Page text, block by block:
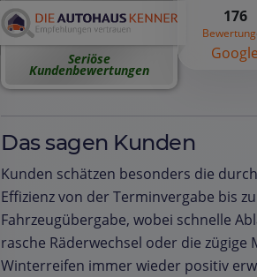
Seriöse
Kundenbewertungen
176
Google
Das sagen Kunden
Kunden schätzen besonders die
Effizienz von der Terminvergabe bis
Fahrzeugübergabe, wobei schnelle
rasche Räderwechsel oder die zügige
Winterreifen immer wieder positiv